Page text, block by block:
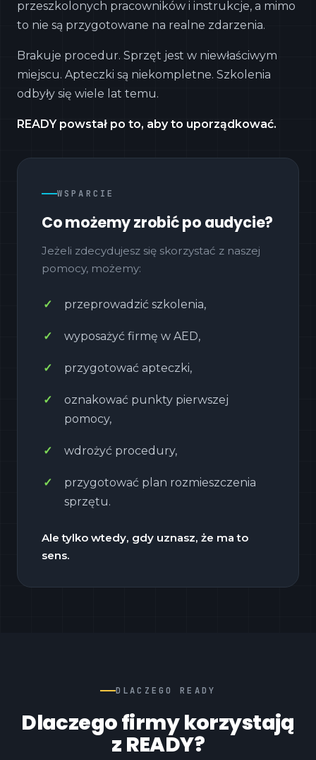
przeszkolonych pracowników i instrukcje, a mimo
to nie są przygotowane na realne zdarzenia.
Brakuje procedur. Sprzęt jest w niewłaściwym
miejscu. Apteczki są niekompletne. Szkolenia
odbyły się wiele lat temu.
READY powstał po to, aby to uporządkować.
WSPARCIE
Co możemy zrobić po audycie?
Jeżeli zdecydujesz się skorzystać z naszej
pomocy, możemy:
przeprowadzić szkolenia,
wyposażyć firmę w AED,
przygotować apteczki,
oznakować punkty pierwszej
pomocy,
wdrożyć procedury,
przygotować plan rozmieszczenia
sprzętu.
Ale tylko wtedy, gdy uznasz, że ma to
sens.
DLACZEGO READY
Dlaczego firmy korzystają
z READY?